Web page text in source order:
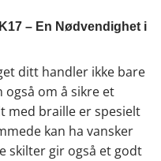
– En Nødvendighet i
ditt handler ikke bare
også om å sikre et
med braille er spesielt
kan ha vansker
skilter gir også et godt